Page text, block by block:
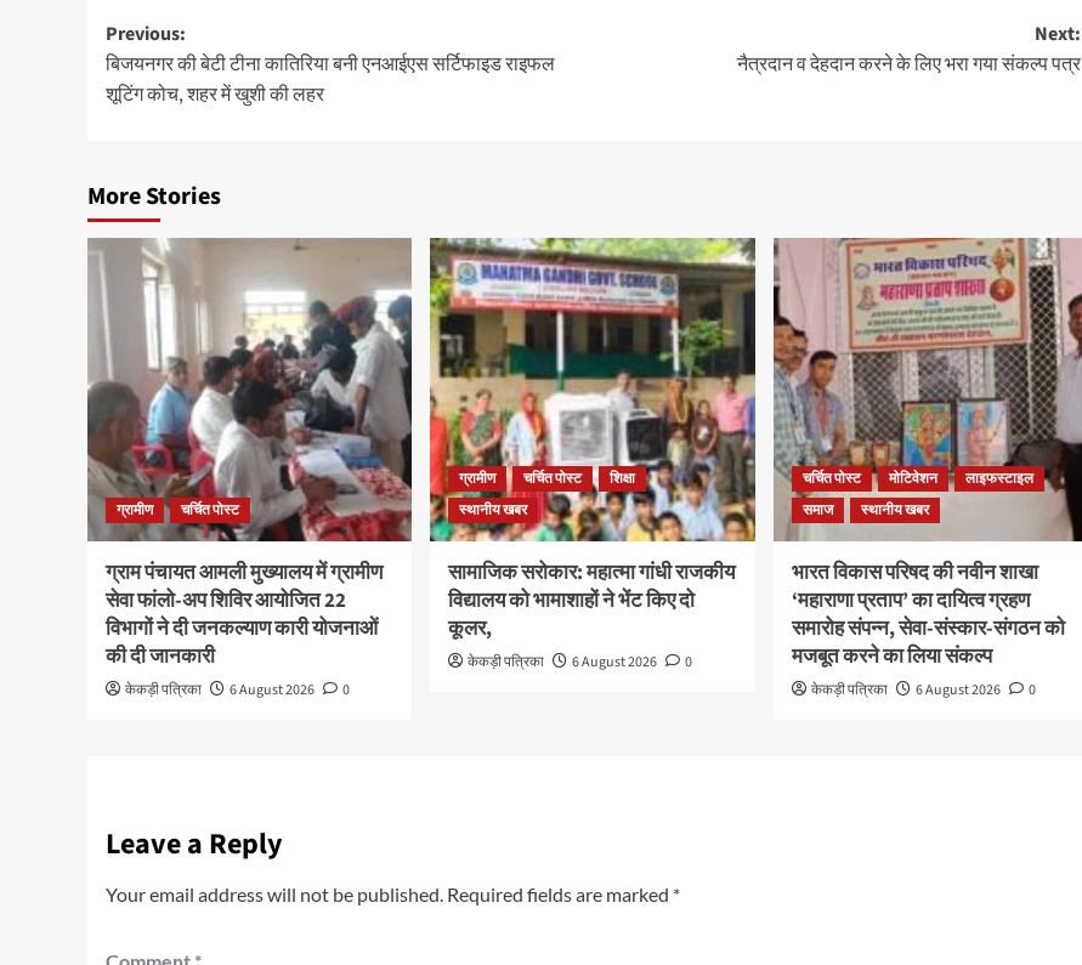
Previous:
बिजयनगर की बेटी टीना कातिरिया बनी एनआईएस सर्टिफाइड राइफल
शूटिंग कोच, शहर में खुशी की लहर
Next:
नैत्रदान व देहदान करने के लिए भरा गया संकल्प पत्र
More Stories
ग्रामीण चर्चित पोस्ट
ग्राम पंचायत आमली मुख्यालय में ग्रामीण
सेवा फांलो-अप शिविर आयोजित 22
विभागों ने दी जनकल्याण कारी योजनाओं
की दी जानकारी
केकड़ी पत्रिका 6 August 2026 0
ग्रामीण चर्चित पोस्ट
शिक्षा
स्थानीय खबर
सामाजिक सरोकार: महात्मा गांधी राजकीय
विद्यालय को भामाशाहों ने भेंट किए दो
कूलर,
केकड़ी पत्रिका 6 August 2026 0
चर्चित पोस्ट मोटिवेशन
लाइफस्टाइल
समाज
स्थानीय खबर
भारत विकास परिषद की नवीन शाखा
‘महाराणा प्रताप’ का दायित्व ग्रहण
समारोह संपन्न, सेवा-संस्कार-संगठन को
मजबूत करने का लिया संकल्प
केकड़ी पत्रिका 6 August 2026 0
Leave a Reply
Your email address will not be published. Required fields are marked *